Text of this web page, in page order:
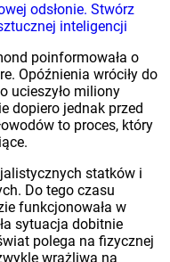
odsłonie. Stwórz
inteligencji
poinformowała o
Opóźnienia wróciły do
ucieszyło miliony
dopiero jednak przed
to proces, który
statków i
Do tego czasu
funkcjonowała w
sytuacja dobitnie
polega na fizycznej
wrażliwa na